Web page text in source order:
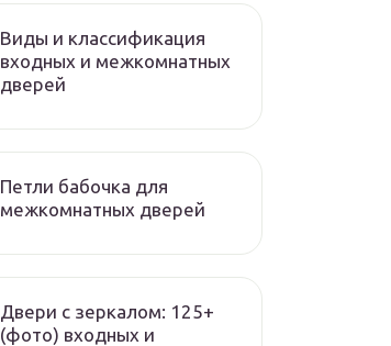
Виды и классификация
входных и межкомнатных
дверей
Петли бабочка для
межкомнатных дверей
Двери с зеркалом: 125+
(фото) входных и